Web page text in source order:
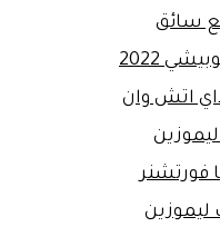
سائق
2022
اتش وان
فورتشنر
ليموزين